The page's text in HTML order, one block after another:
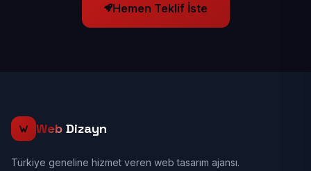
Hemen Teklif İste
Web Dizayn
Türkiye geneline hizmet veren web tasarım ajansı.